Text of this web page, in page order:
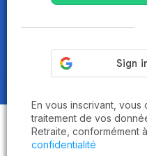
Maisons de
Obtenez le
critères
En vous inscrivant,
traitement de vos
Retraite, conformément
confidentialité